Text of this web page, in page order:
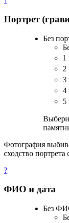
Портрет
Без
1
2
3
4
5
Фотография
сходство
?
ФИО и дата
Без